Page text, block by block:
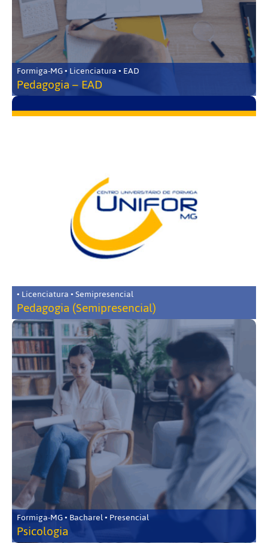
Formiga-MG • Licenciatura • EAD
Pedagogia – EAD
• Licenciatura • Semipresencial
Pedagogia (Semipresencial)
Formiga-MG • Bacharel • Presencial
Psicologia